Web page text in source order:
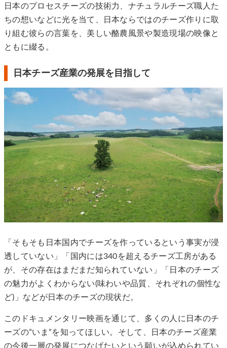
日本のプロセスチーズの技術力、ナチュラルチーズ職人た
ちの想いなどに光を当て、日本ならではのチーズ作りに取
り組む彼らの言葉を、美しい酪農風景や製造現場の映像と
ともに綴る。
日本チーズ産業の発展を目指して
「そもそも日本国内でチーズを作っているという事実が浸
透していない」「国内には340を超えるチーズ工房がある
が、その存在はまだまだ知られていない」「日本のチーズ
の魅力がよくわからない(味わいや品質、それぞれの個性な
ど)」などが日本のチーズの現状だ。
このドキュメンタリー映画を通じて、多くの人に日本のチ
ーズの”いま”を知ってほしい。そして、日本のチーズ産業
の今後一層の発展につなげたいという願いが込められてい